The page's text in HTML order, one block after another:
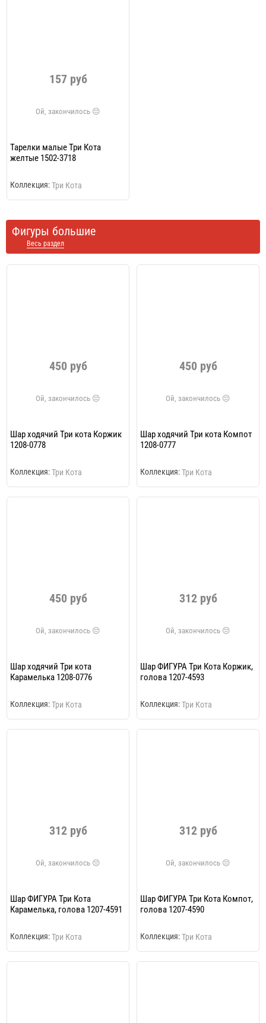
157 руб
Тарелки малые Три Кота
желтые 1502-3718
Коллекция:Три Кота
Фигуры большие
Весь раздел
450 руб
Шар ходячий Три кота Коржик
1208-0778
Коллекция:Три Кота
450 руб
Шар ходячий Три кота Компот
1208-0777
Коллекция:Три Кота
450 руб
Шар ходячий Три кота
Карамелька 1208-0776
Коллекция:Три Кота
312 руб
Шар ФИГУРА Три Кота Коржик,
голова 1207-4593
Коллекция:Три Кота
312 руб
Шар ФИГУРА Три Кота
Карамелька, голова 1207-4591
Коллекция:Три Кота
312 руб
Шар ФИГУРА Три Кота Компот,
голова 1207-4590
Коллекция:Три Кота